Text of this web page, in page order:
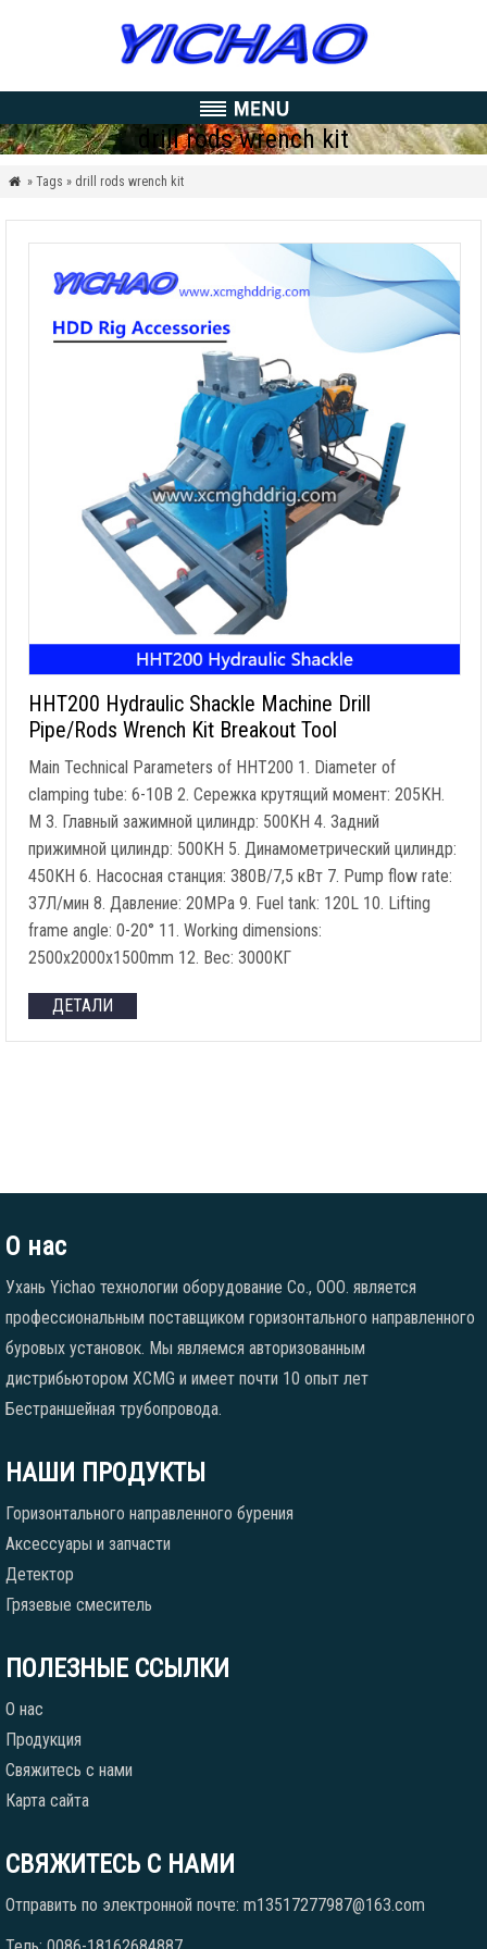
drill rods wrench kit
 » Tags » drill rods wrench kit
HHT200 Hydraulic Shackle Machine Drill
Pipe/Rods Wrench Kit Breakout Tool
Main Technical Parameters of HHT200 1. Diameter of
clamping tube: 6-10В 2. Сережка крутящий момент: 205КН.
M 3. Главный зажимной цилиндр: 500КН 4. Задний
прижимной цилиндр: 500КН 5. Динамометрический цилиндр:
450КН 6. Насосная станция: 380В/7,5 кВт 7. Pump flow rate:
37Л/мин 8. Давление: 20MPa 9. Fuel tank: 120L 10. Lifting
frame angle: 0-20° 11. Working dimensions:
2500x2000x1500mm 12. Вес: 3000КГ
ДЕТАЛИ
О нас
Ухань Yichao технологии оборудование Co., ООО. является
профессиональным поставщиком горизонтального направленного
буровых установок. Мы являемся авторизованным
дистрибьютором XCMG и имеет почти 10 опыт лет
Бестраншейная трубопровода.
НАШИ ПРОДУКТЫ
Горизонтального направленного бурения
Аксессуары и запчасти
Детектор
Грязевые смеситель
ПОЛЕЗНЫЕ ССЫЛКИ
О нас
Продукция
Свяжитесь с нами
Карта сайта
СВЯЖИТЕСЬ С НАМИ
Отправить по электронной почте: m13517277987@163.com